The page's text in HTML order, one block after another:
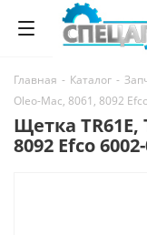
Главная - Каталог -
Oleo-Мac, 8061, 8092
Щетка TR61E,
8092 Efco